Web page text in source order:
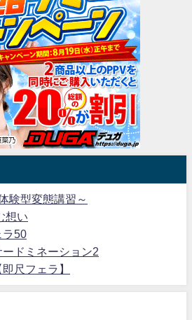
験型変態講習～
想い
ラ50
ドミネーション2
尺フェラ】